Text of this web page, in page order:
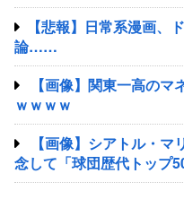
【悲報】日常系漫画、
論……
【画像】関東一高の
ｗｗｗｗ
【画像】シアトル・
念して「球団歴代トップ
ｗｗｗｗｗｗｗｗｗｗｗ